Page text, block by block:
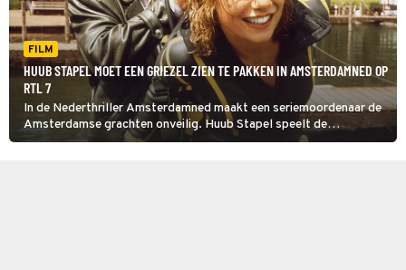
FILM
HUUB STAPEL MOET EEN GRIEZEL ZIEN TE PAKKEN IN AMSTERDAMNED OP
RTL 7
In de Nederthriller Amsterdamned maakt een seriemoordenaar de
Amsterdamse grachten onveilig. Huub Stapel speelt de
rechercheur die de griezel in de kraag moet vatten.